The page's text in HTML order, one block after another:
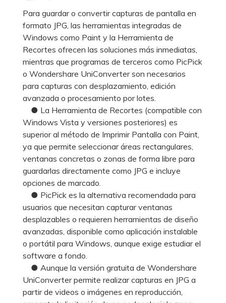
Para guardar o convertir capturas de pantalla en
formato JPG, las herramientas integradas de
Windows como Paint y la Herramienta de
Recortes ofrecen las soluciones más inmediatas,
mientras que programas de terceros como PicPick
o Wondershare UniConverter son necesarios
para capturas con desplazamiento, edición
avanzada o procesamiento por lotes.
● La Herramienta de Recortes (compatible con
Windows Vista y versiones posteriores) es
superior al método de Imprimir Pantalla con Paint,
ya que permite seleccionar áreas rectangulares,
ventanas concretas o zonas de forma libre para
guardarlas directamente como JPG e incluye
opciones de marcado.
● PicPick es la alternativa recomendada para
usuarios que necesitan capturar ventanas
desplazables o requieren herramientas de diseño
avanzadas, disponible como aplicación instalable
o portátil para Windows, aunque exige estudiar el
software a fondo.
● Aunque la versión gratuita de Wondershare
UniConverter permite realizar capturas en JPG a
partir de videos o imágenes en reproducción,